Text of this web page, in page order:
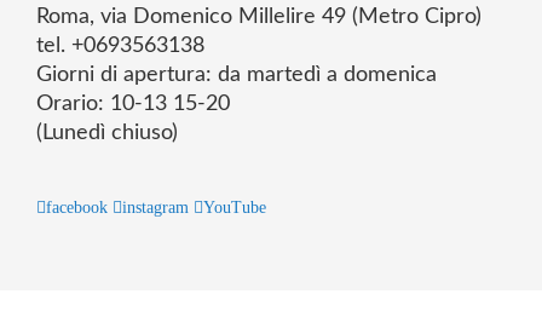
Roma, via Domenico Millelire 49 (Metro Cipro)
tel. +0693563138
Giorni di apertura: da martedì a domenica
Orario: 10-13 15-20
(Lunedì chiuso)
facebook instagram YouTube